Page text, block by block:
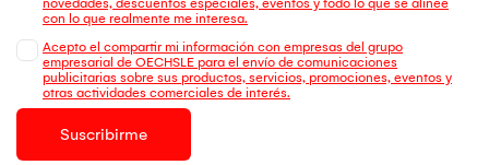
con lo que realmente me interesa.
Acepto el compartir mi información con empresas del grupo
empresarial de OECHSLE para el envío de comunicaciones
publicitarias sobre sus productos, servicios, promociones, eventos y
otras actividades comerciales de interés.
Suscribirme